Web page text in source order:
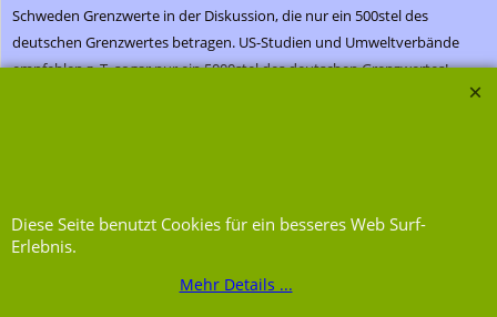
Schweden Grenzwerte in der Diskussion, die nur ein 500stel des
deutschen Grenzwertes betragen. US-Studien und Umweltverbände
empfehlen z. T. sogar nur ein 5000stel des deutschen Grenzwertes!
Diese Seite benutzt Cookies für ein besseres Web Surf-
Erlebnis.
Mehr Details ...